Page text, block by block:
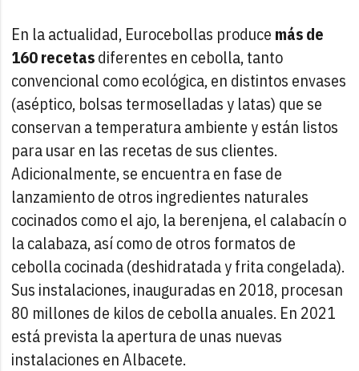
En la actualidad, Eurocebollas produce más de
160 recetasdiferentes en cebolla, tanto
convencional como ecológica, en distintos envases
(aséptico, bolsas termoselladas y latas) que se
conservan a temperatura ambiente y están listos
para usar en las recetas de sus clientes.
Adicionalmente, se encuentra en fase de
lanzamiento de otros ingredientes naturales
cocinados como el ajo, la berenjena, el calabacín o
la calabaza, así como de otros formatos de
cebolla cocinada (deshidratada y frita congelada).
Sus instalaciones, inauguradas en 2018, procesan
80 millones de kilos de cebolla anuales. En 2021
está prevista la apertura de unas nuevas
instalaciones en Albacete.